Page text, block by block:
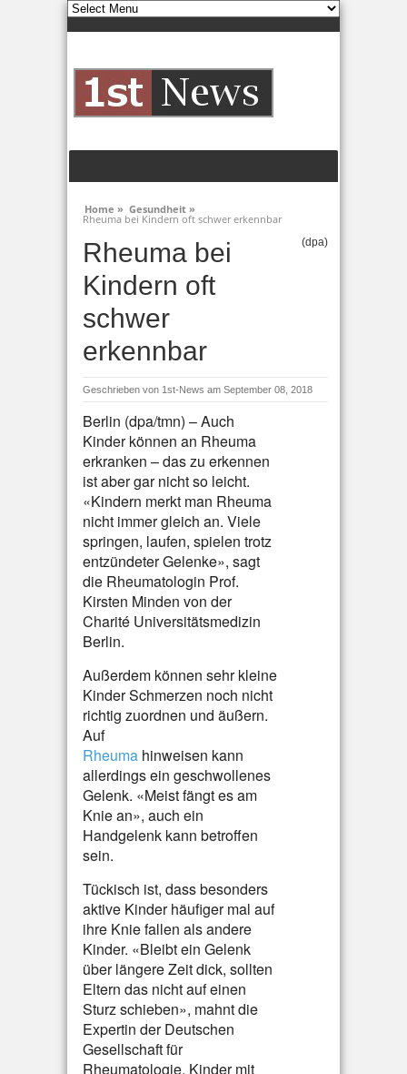
Home » Gesundheit »
Rheuma bei Kindern oft schwer erkennbar
Rheuma bei
Kindern oft
schwer
erkennbar
(dpa)
Geschrieben von 1st-News am September 08, 2018
Berlin (dpa/tmn) – Auch
Kinder können an Rheuma
erkranken – das zu erkennen
ist aber gar nicht so leicht.
«Kindern merkt man Rheuma
nicht immer gleich an. Viele
springen, laufen, spielen trotz
entzündeter Gelenke», sagt
die Rheumatologin Prof.
Kirsten Minden von der
Charité Universitätsmedizin
Berlin.
Außerdem können sehr kleine
Kinder Schmerzen noch nicht
richtig zuordnen und äußern.
Auf
Rheuma hinweisen kann
allerdings ein geschwollenes
Gelenk. «Meist fängt es am
Knie an», auch ein
Handgelenk kann betroffen
sein.
Tückisch ist, dass besonders
aktive Kinder häufiger mal auf
ihre Knie fallen als andere
Kinder. «Bleibt ein Gelenk
über längere Zeit dick, sollten
Eltern das nicht auf einen
Sturz schieben», mahnt die
Expertin der Deutschen
Gesellschaft für
Rheumatologie. Kinder mit